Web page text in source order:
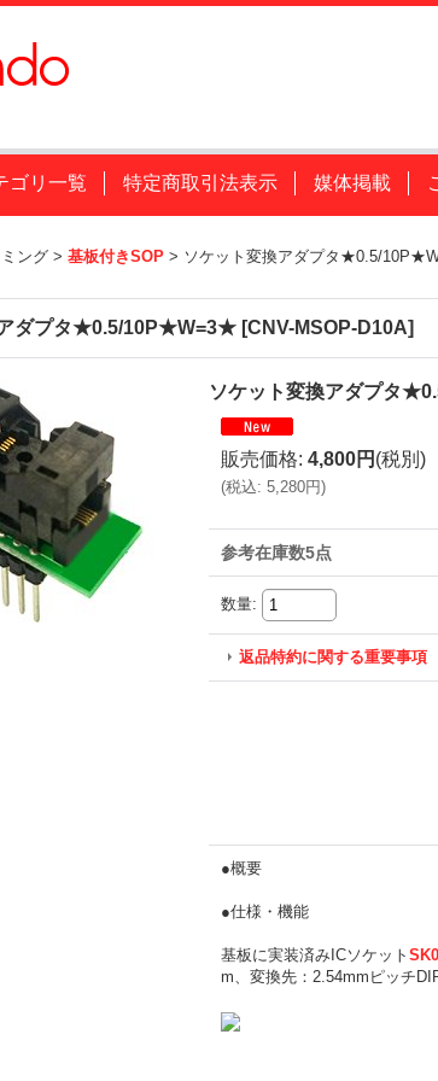
ゴリ一覧 特定商取引法表示 媒体掲載
ング > 基板付きSOP > ソケット変換アダプタ★0.5/
ダプタ★0.5/10P★W=3★ [CNV-MSOP-D10A]
ソケット変換アダプタ
販売価格: 4,800円 (税別)
(税込: 5,280円)
参考在庫数5点
数量:
返品特約に関する重要事項
●概要
●仕様・機能
基板に実装済みICソケット
m、変換先：2.54mmピッチ